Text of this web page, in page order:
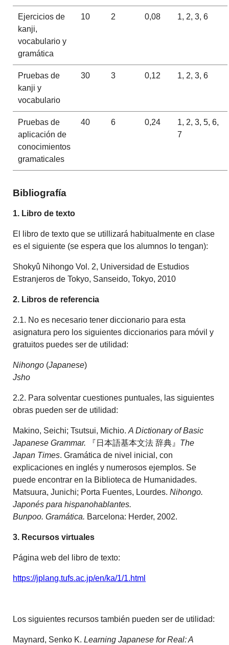
Ejercicios de
kanji,
vocabulario y
gramática
10 2 0,08 1, 2, 3, 6
Pruebas de
kanji y
vocabulario
30 3 0,12 1, 2, 3, 6
Pruebas de
aplicación de
conocimientos
gramaticales
40 6 0,24
1, 2, 3, 5, 6,
7
Bibliografía
1. Libro de texto
El libro de texto que se utillizará habitualmente en clase
es el siguiente (se espera que los alumnos lo tengan):
Shokyû Nihongo Vol. 2, Universidad de Estudios
Estranjeros de Tokyo, Sanseido, Tokyo, 2010
2. Libros de referencia
2.1. No es necesario tener diccionario para esta
asignatura pero los siguientes diccionarios para móvil y
gratuitos puedes ser de utilidad:
Nihongo (Japanese)
Jsho
2.2. Para solventar cuestiones puntuales, las siguientes
obras pueden ser de utilidad:
Makino, Seichi; Tsutsui, Michio.A Dictionary of Basic
Japanese Grammar.
『日本語基本文法 辞典』 The
Japan Times. Gramática de nivel inicial, con
explicaciones en inglés y numerosos ejemplos. Se
puede encontrar en la Biblioteca de Humanidades.
Matsuura, Junichi; Porta Fuentes, Lourdes.Nihongo.
Japonés para hispanohablantes.
Bunpoo.Gramática. Barcelona: Herder, 2002.
3. Recursos virtuales
Página web del libro de texto:
https://jplang.tufs.ac.jp/en/ka/1/1.html
Los siguientes recursos también pueden ser de utilidad:
Maynard, Senko K.Learning Japanese for Real: A